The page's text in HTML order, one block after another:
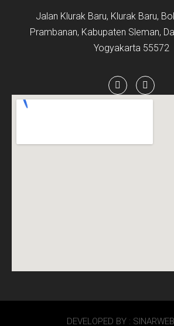
Jalan Klurak Baru, Klurak Baru,
Prambanan, Kabupaten Sleman,
Yogyakarta 55572
DEVELOPED BY :